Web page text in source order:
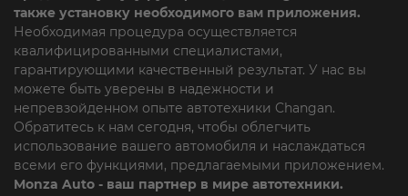
также установку необходимого вам приложения.
Необходимая процедура осуществляется
квалифицированными специалистами,
гарантирующими качественный результат. У нас вы
можете быть уверены в надежности и
непревзойденном опыте автотехники Changan.
Обратитесь к нам сегодня, чтобы облегчить
использование вашего автомобиля и наслаждаться
всеми его функциями, предлагаемыми приложением.
Monza Auto - ваш партнер в мире автотехники.